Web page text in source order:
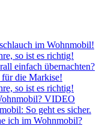
im Wohnmobil!
so ist es richtig!
einfach übernachten?
die Markise!
so ist es richtig!
VIDEO
So geht es sicher.
ich im Wohnmobil?